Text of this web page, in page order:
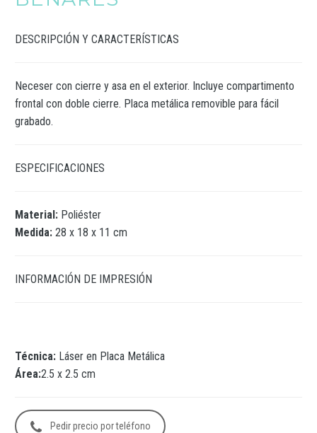
DESCRIPCIÓN Y CARACTERÍSTICAS
Neceser con cierre y asa en el exterior. Incluye compartimento
frontal con doble cierre. Placa metálica removible para fácil
grabado.
ESPECIFICACIONES
Material: Poliéster
Medida: 28 x 18 x 11 cm
INFORMACIÓN DE IMPRESIÓN
Técnica: Láser en Placa Metálica
Área:2.5 x 2.5 cm
Pedir precio por teléfono